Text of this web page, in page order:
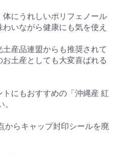
にうれしいポリフェノール
いながら健康にも気を使え
産品連盟からも推奨されて
土産としても大変喜ばれる
にもおすすめの「沖縄産 紅
からキャップ封印シールを廃